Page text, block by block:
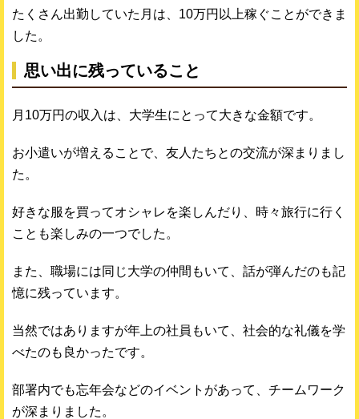
たくさん出勤していた月は、10万円以上稼ぐことができま
した。
思い出に残っていること
月10万円の収入は、大学生にとって大きな金額です。
お小遣いが増えることで、友人たちとの交流が深まりまし
た。
好きな服を買ってオシャレを楽しんだり、時々旅行に行く
ことも楽しみの一つでした。
また、職場には同じ大学の仲間もいて、話が弾んだのも記
憶に残っています。
当然ではありますが年上の社員もいて、社会的な礼儀を学
べたのも良かったです。
部署内でも忘年会などのイベントがあって、チームワーク
が深まりました。